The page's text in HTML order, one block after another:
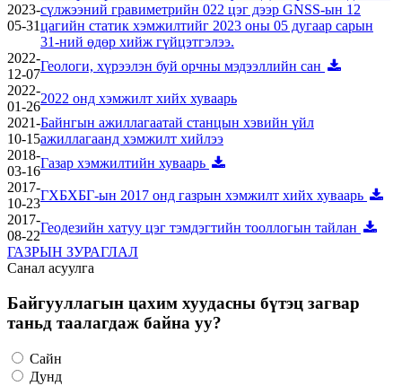
2023-
05-31
сүлжээний гравиметрийн 022 цэг дээр GNSS-ын 12
цагийн статик хэмжилтийг 2023 оны 05 дугаар сарын
31-ний өдөр хийж гүйцэтгэлээ.
2022-
12-07
Геологи, хүрээлэн буй орчны мэдээллийн сан
2022-
01-26
2022 онд хэмжилт хийх хуваарь
2021-
10-15
Байнгын ажиллагаатай станцын хэвийн үйл
ажиллагаанд хэмжилт хийлээ
2018-
03-16
Газар хэмжилтийн хуваарь
2017-
10-23
ГХБХБГ-ын 2017 онд газрын хэмжилт хийх хуваарь
2017-
08-22
Геодезийн хатуу цэг тэмдэгтийн тооллогын тайлан
ГАЗРЫН ЗУРАГЛАЛ
Санал асуулга
Байгууллагын цахим хуудасны бүтэц загвар
таньд таалагдаж байна уу?
Сайн
Дунд